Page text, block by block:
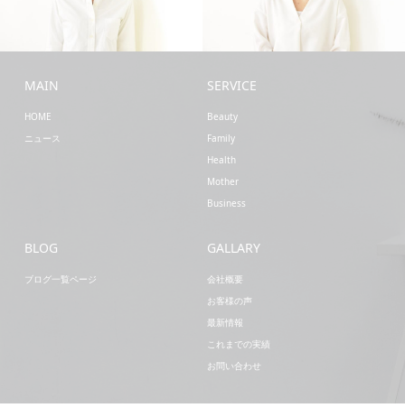
Health
MAIN
HOME
ニュース
SERVICE
Beauty
Family
Health
Mother
Business
BLOG
ブログ一覧ページ
GALLARY
会社概要
お客様の声
最新情報
これまでの実績
お問い合わせ